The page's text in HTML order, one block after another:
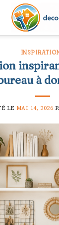
à
LE MAI 14, 2026